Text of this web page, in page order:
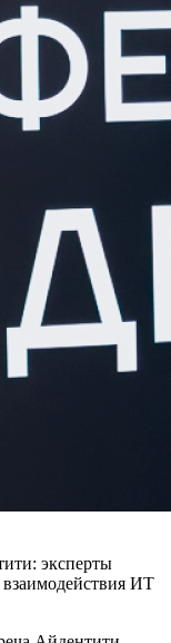
эксперты
ИТ